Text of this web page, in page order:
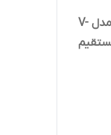
ست ماشین اصلاح وی جی ار مدل V-